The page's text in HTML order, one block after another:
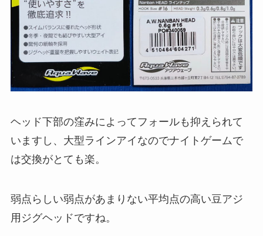
ヘッド下部の窪みによってフォールも抑えられて
いますし、大型ラインアイなのでナイトゲームで
は交換がとても楽。
弱点らしい弱点があまりない平均点の高い豆アジ
用ジグヘッドですね。